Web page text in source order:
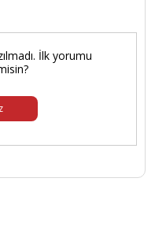
İlk yorumu